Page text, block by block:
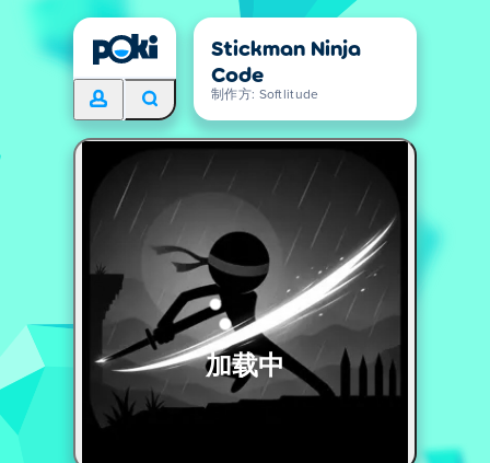
Stickman Ninja
Code
制作方: Softlitude
加载中